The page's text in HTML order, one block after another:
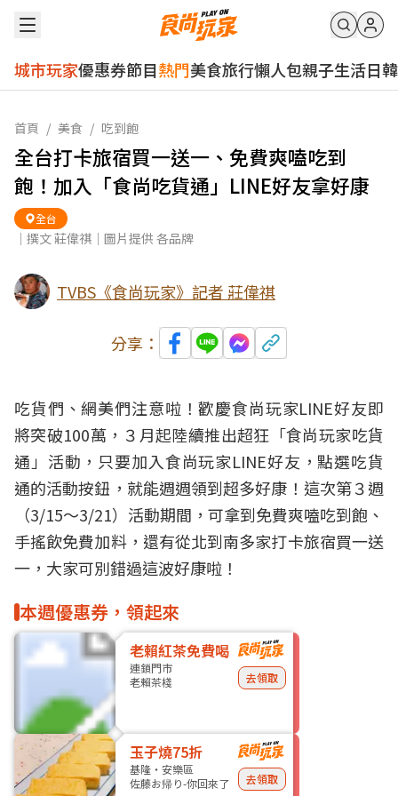
城市玩家優惠券節目熱門美食旅行懶人包親子生活日韓
首頁 / 美食 / 吃到飽
全台打卡旅宿買一送一、免費爽嗑吃到
飽！加入「食尚吃貨通」LINE好友拿好康
全台
｜撰文 莊偉祺｜圖片提供 各品牌
TVBS《食尚玩家》記者 莊偉祺
分享：
吃貨們、網美們注意啦！歡慶食尚玩家LINE好友即
將突破100萬，３月起陸續推出超狂「食尚玩家吃貨
通 」活動，只要加入食尚玩家LINE好友，點選吃貨
通的活動按鈕，就能週週領到超多好康！這次第３週
（3/15～3/21）活動期間，可拿到免費爽嗑吃到飽、
手搖飲免費加料，還有從北到南多家打卡旅宿買一送
一，大家可別錯過這波好康啦！
本週優惠券，領起來
老賴紅茶免費喝
連鎖門市
老賴茶棧
去領取
玉子燒75折
基隆・安樂區
佐藤お帰り-你回來了
去領取